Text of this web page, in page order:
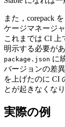
また，corepack
ケージマネージ
これまでは CI
明示する必要が
package.json に
バージョンの差
を上げたのに CI
とが起きなくな
実際の例